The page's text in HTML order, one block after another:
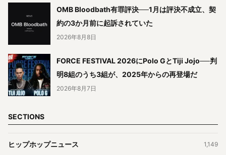
OMB Bloodbath有罪評決──1月は評決不成立、契
約の3か月前に起訴されていた
2026年8月8日
FORCE FESTIVAL 2026にPolo GとTiji Jojo──判
明8組のうち3組が、2025年からの再登場だ
2026年8月7日
SECTIONS
ヒップホップニュース 1,149